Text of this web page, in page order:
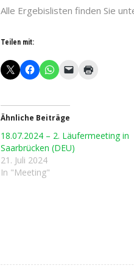
Alle Ergebislisten finden Sie
Teilen mit:
Ähnliche Beiträge
18.07.2024 – 2. Läufermeeting in
Saarbrücken (DEU)
21. Juli 2024
In "Meeting"